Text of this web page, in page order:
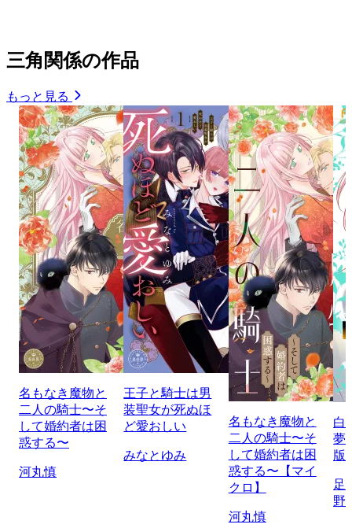
三角関係の作品
もっと見る
名もなき魔物と
二人の騎士〜そ
して婚約者は困
惑する〜
河丸慎
王子と騎士は男
装聖女が死ぬほ
ど愛おしい
みなとゆみ
名もなき魔物と
二人の騎士〜そ
して婚約者は困
惑する〜【マイ
クロ】
河丸慎
白
夢
版
足
野